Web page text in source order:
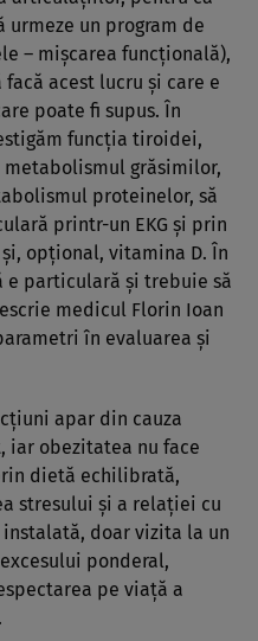
un program de
– mişcarea funcţională),
acest lucru şi care e
poate fi supus. În
funcţia tiroidei,
grăsimilor,
proteinelor, să
printr-un EKG şi prin
opţional, vitamina D. În
e particulară şi trebuie să
medicul Florin Ioan
în evaluarea şi
apar din cauza
obezitatea nu face
dietă echilibrată,
stresului şi a relaţiei cu
doar vizita la un
ponderal,
pe viaţă a